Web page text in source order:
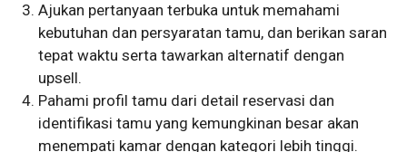
Ajukan pertanyaan terbuka untuk memahami
kebutuhan dan persyaratan tamu, dan berikan saran
tepat waktu serta tawarkan alternatif dengan
upsell.
Pahami profil tamu dari detail reservasi dan
identifikasi tamu yang kemungkinan besar akan
menempati kamar dengan kategori lebih tinggi.